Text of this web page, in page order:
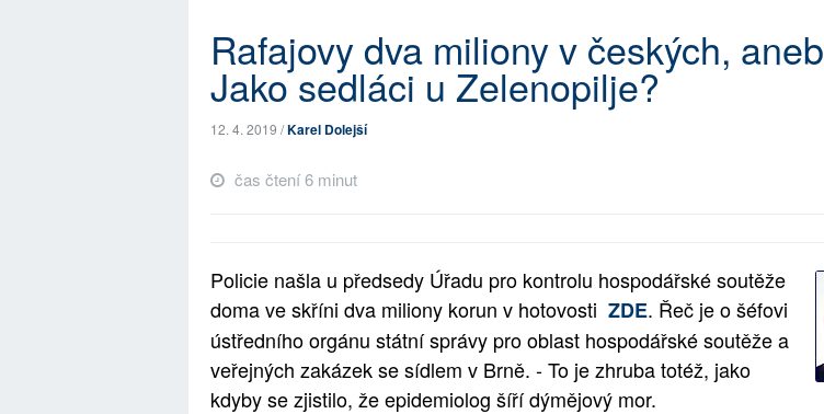
Rafajovy dva miliony v českých, aneb
Jako sedláci u Zelenopilje?
12. 4. 2019 /Karel Dolejší
čas čtení 6 minut
Policie našla u předsedy Úřadu pro kontrolu hospodářské soutěže
doma ve skříni dva miliony korun v hotovosti ZDE. Řeč je o šéfovi
ústředního orgánu státní správy pro oblast hospodářské soutěže a
veřejných zakázek se sídlem v Brně. - To je zhruba totéž, jako
kdyby se zjistilo, že epidemiolog šíří dýmějový mor.